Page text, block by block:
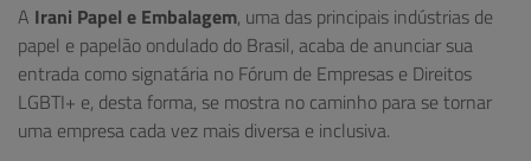
A Irani Papel e Embalagem, uma das principais indústrias de
papel e papelão ondulado do Brasil, acaba de anunciar sua
entrada como signatária no Fórum de Empresas e Direitos
LGBTI+ e, desta forma, se mostra no caminho para se tornar
uma empresa cada vez mais diversa e inclusiva.